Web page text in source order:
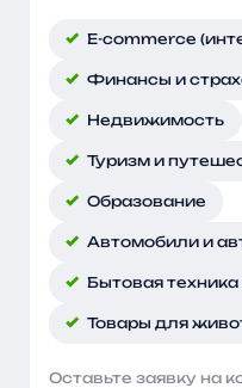
E-commerce
Финансы и
Недвижимость
Туризм и
Образование
Автомобили и
Бытовая
Товары для
Оставьте заявку на